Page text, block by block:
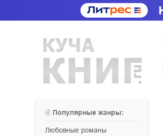
Популярные жанры:
любовные романы